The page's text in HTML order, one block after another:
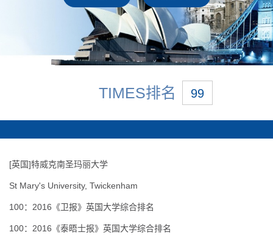
99
TIMES排名
[英国]特威克南圣玛丽大学
St Mary's University, Twickenham
100：2016《卫报》英国大学综合排名
100：2016《泰晤士报》英国大学综合排名